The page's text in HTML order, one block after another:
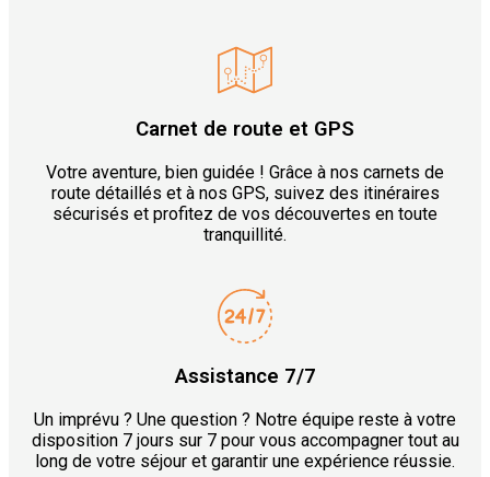
Carnet de route et GPS
Votre aventure, bien guidée ! Grâce à nos carnets de
route détaillés et à nos GPS, suivez des itinéraires
sécurisés et profitez de vos découvertes en toute
tranquillité.
Assistance 7/7
Un imprévu ? Une question ? Notre équipe reste à votre
disposition 7 jours sur 7 pour vous accompagner tout au
long de votre séjour et garantir une expérience réussie.